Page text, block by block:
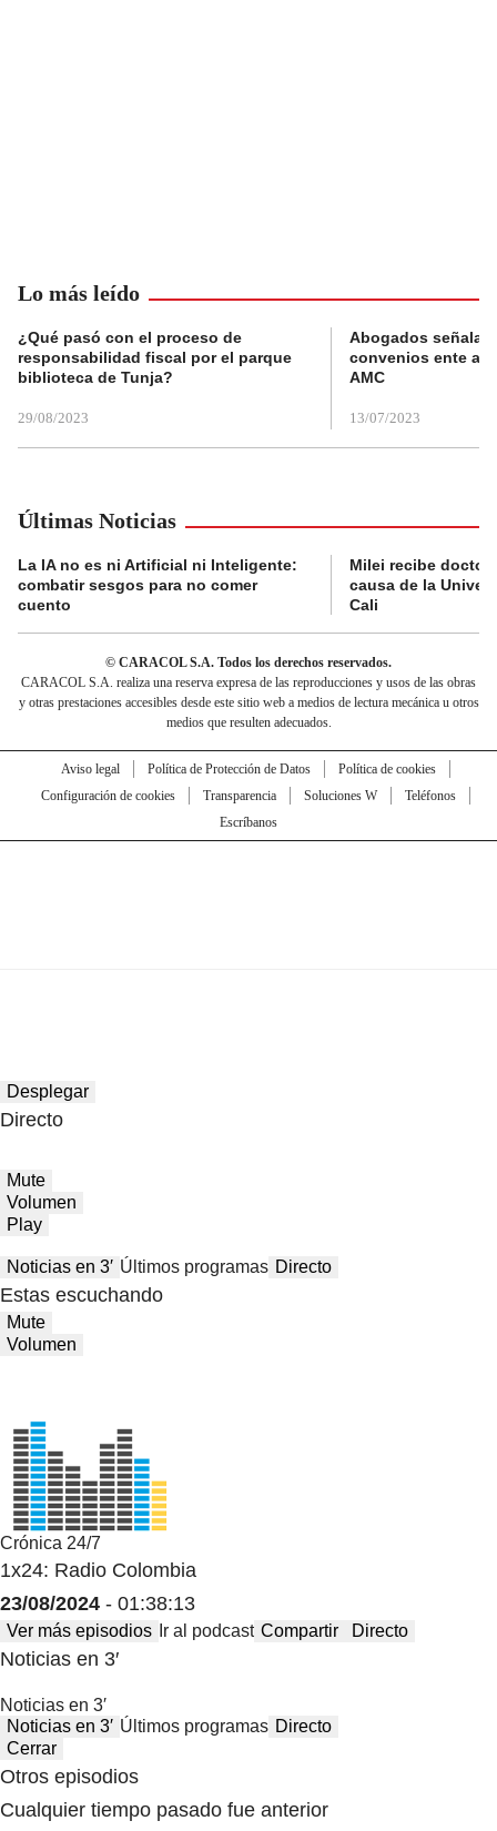
Lo más leído
¿Qué pasó con el proceso de
responsabilidad fiscal por el parque
biblioteca de Tunja?
29/08/2023
Abogados
convenios ente
AMC
13/07/2023
Últimas Noticias
La IA no es ni Artificial ni Inteligente:
combatir sesgos para no comer
cuento
Milei recibe
causa de la
Cali
© CARACOL S.A. Todos los derechos reservados.
CARACOL S.A. realiza una reserva expresa de las reproducciones y usos de las obras
y otras prestaciones accesibles desde este sitio web a medios de lectura mecánica u otros
medios que resulten adecuados.
Aviso legal Política de Protección de Datos
Política de cookies
Configuración de cookies
Transparencia Soluciones W
Teléfonos
Escríbanos
Desplegar
Directo
Mute
Volumen
Play
Noticias en 3′ Últimos programas Directo
Estas escuchando
Mute
Volumen
Crónica 24/7
1x24: Radio Colombia
23/08/2024 - 01:38:13
Ver más episodios Ir al podcast Compartir Directo
Noticias en 3′
Noticias en 3′
Noticias en 3′ Últimos programas Directo
Cerrar
Otros episodios
Cualquier tiempo pasado fue anterior